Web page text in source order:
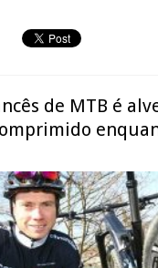
de MTB é